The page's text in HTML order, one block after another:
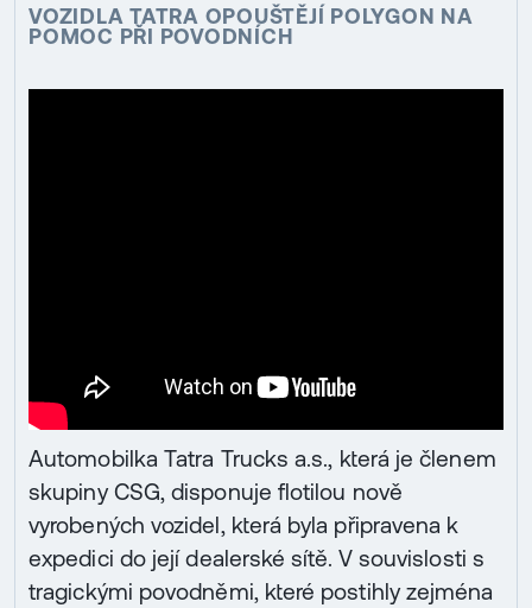
VOZIDLA TATRA OPOUŠTĚJÍ POLYGON NA
POMOC PŘI POVODNÍCH
Automobilka Tatra Trucks a.s., která je členem
skupiny CSG, disponuje flotilou nově
vyrobených vozidel, která byla připravena k
expedici do její dealerské sítě. V souvislosti s
tragickými povodněmi, které postihly zejména